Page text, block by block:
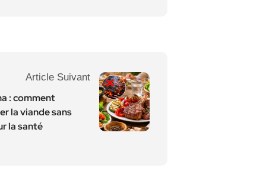
Article Suivant
: comment
la viande sans
la santé